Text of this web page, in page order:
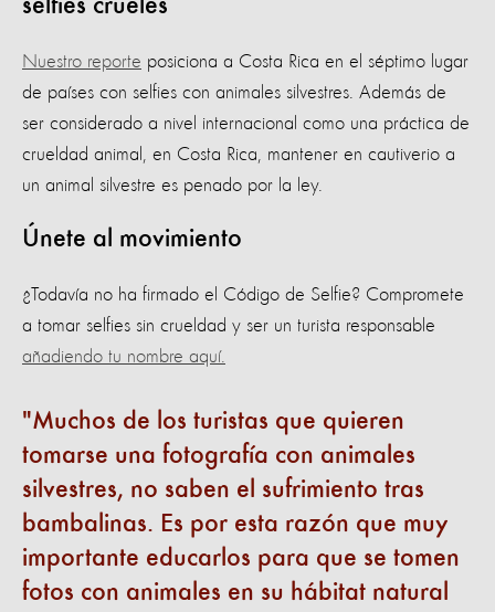
selfies crueles
Nuestro reporte posiciona a Costa Rica en el séptimo lugar
de países con selfies con animales silvestres. Además de
ser considerado a nivel internacional como una práctica de
crueldad animal, en Costa Rica, mantener en cautiverio a
un animal silvestre es penado por la ley.
Únete al movimiento
¿Todavía no ha firmado el Código de Selfie? Compromete
a tomar selfies sin crueldad y ser un turista responsable
añadiendo tu nombre aquí.
Muchos de los turistas que quieren
tomarse una fotografía con animales
silvestres, no saben el sufrimiento tras
bambalinas. Es por esta razón que muy
importante educarlos para que se tomen
fotos con animales en su hábitat natural